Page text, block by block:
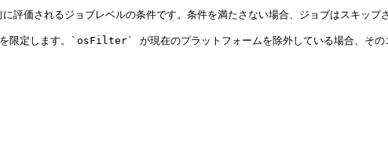
されるジョブレベルの条件です。条件を満たさない場合、ジョブはスキッ
ます。`osFilter` が現在のプラットフォームを除外している場合、そのエー